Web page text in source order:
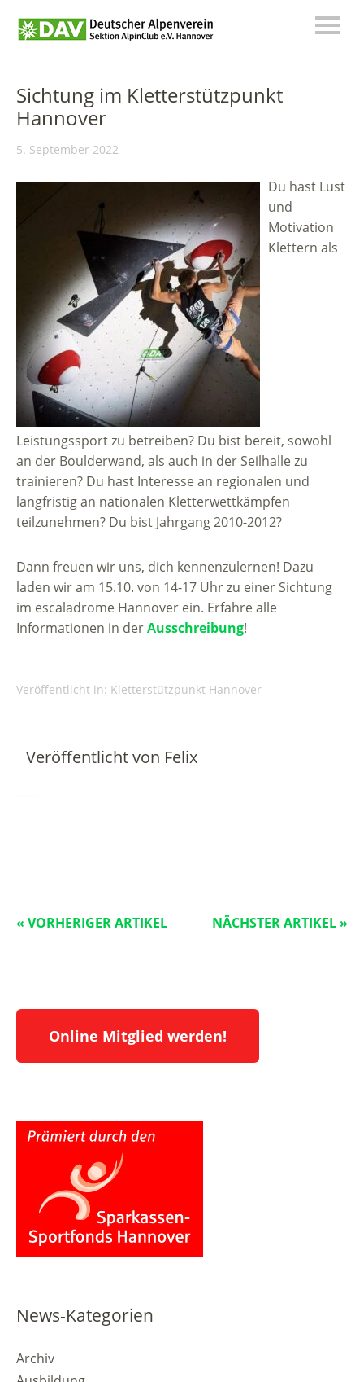
Sichtung im Kletterstützpunkt
Hannover
5. September 2022
Du hast Lust
und
Motivation
Klettern als
Leistungssport zu betreiben? Du bist bereit, sowohl
an der Boulderwand, als auch in der Seilhalle zu
trainieren? Du hast Interesse an regionalen und
langfristig an nationalen Kletterwettkämpfen
teilzunehmen? Du bist Jahrgang 2010-2012?
Dann freuen wir uns, dich kennenzulernen! Dazu
laden wir am 15.10. von 14-17 Uhr zu einer Sichtung
im escaladrome Hannover ein. Erfahre alle
Informationen in derAusschreibung!
Veröffentlicht in: Kletterstützpunkt Hannover
Veröffentlicht von Felix
NÄCHSTER ARTIKEL »
« VORHERIGER ARTIKEL
Online Mitglied werden!
News-Kategorien
Archiv